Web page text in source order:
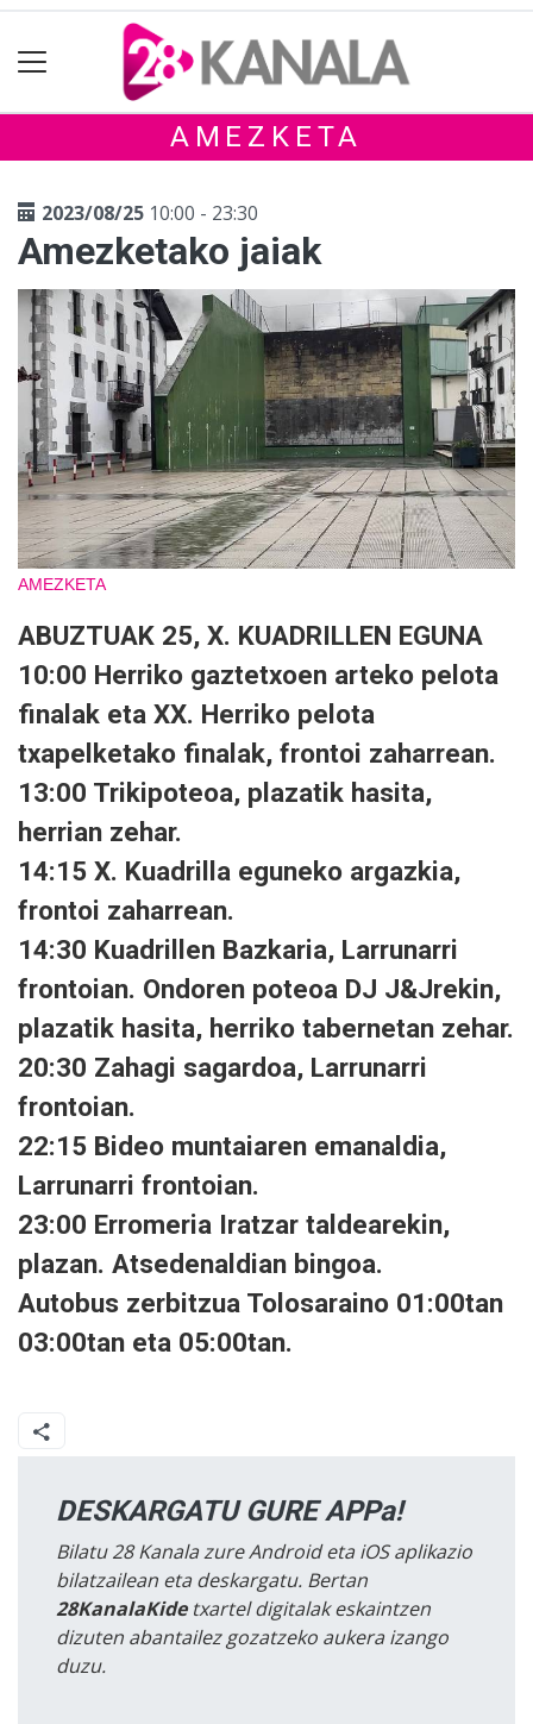
AMEZKETA
2023/08/25 10:00 - 23:30
Amezketako jaiak
AMEZKETA
ABUZTUAK 25, X. KUADRILLEN EGUNA
10:00 Herriko gaztetxoen arteko pelota
finalak eta XX. Herriko pelota
txapelketako finalak, frontoi zaharrean.
13:00 Trikipoteoa, plazatik hasita,
herrian zehar.
14:15 X. Kuadrilla eguneko argazkia,
frontoi zaharrean.
14:30 Kuadrillen Bazkaria, Larrunarri
frontoian. Ondoren poteoa DJ J&Jrekin,
plazatik hasita, herriko tabernetan zehar.
20:30 Zahagi sagardoa, Larrunarri
frontoian.
22:15 Bideo muntaiaren emanaldia,
Larrunarri frontoian.
23:00 Erromeria Iratzar taldearekin,
plazan. Atsedenaldian bingoa.
Autobus zerbitzua Tolosaraino 01:00tan
03:00tan eta 05:00tan.
DESKARGATU GURE APPa!
Bilatu 28 Kanala zure Android eta iOS aplikazio
bilatzailean eta deskargatu. Bertan
28KanalaKidetxartel digitalak eskaintzen
dizuten abantailez gozatzeko aukera izango
duzu.